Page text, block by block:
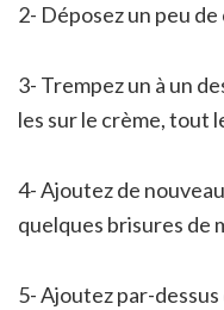
2- Déposez un peu
3- Trempez un à un
les sur le crème, tout
4- Ajoutez de
quelques brisures de
5- Ajoutez par-